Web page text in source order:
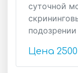
суточной
Цена